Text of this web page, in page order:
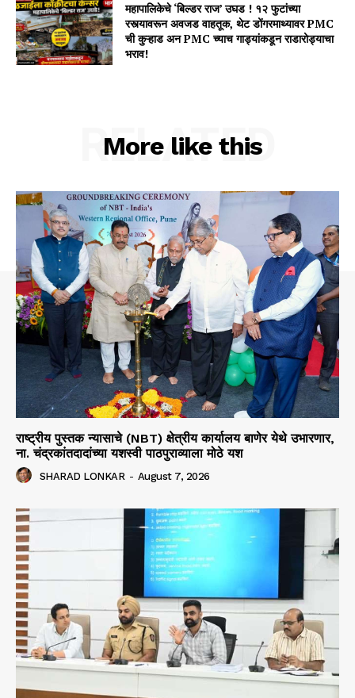
महापालिकेचे ‘बिल्डर राज’ उघड ! १२ फुटांच्या
रस्त्यावरून अवजड वाहतूक, थेट डोंगरमाथ्यावर PMC
ची कुऱ्हाड अन PMC च्याच गाड्यांकडून राडारोड्याचा
भराव!
More like this
RELATED
राष्ट्रीय पुस्तक न्यासाचे (NBT) क्षेत्रीय कार्यालय बाणेर येथे उभारणार,
ना. चंद्रकांतदादांच्या यशस्वी पाठपुराव्याला मोठे यश
SHARAD LONKAR - August 7, 2026